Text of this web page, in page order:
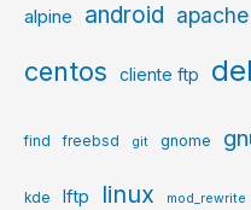
alpine android apache
centos cliente ftp
find freebsd git gnome
kde lftp linux mod_rewrite